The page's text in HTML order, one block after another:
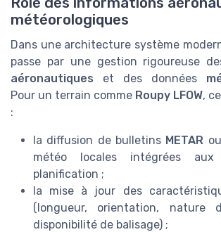
météorologiques
Dans une architecture système
passe par une gestion rigoureuse
aéronautiques et des données
Pour un terrain comme Roupy LFOW,
:
la diffusion de bulletins METAR
météo locales intégrées
planification ;
la mise à jour des
(longueur, orientation, nature
disponibilité de balisage) ;